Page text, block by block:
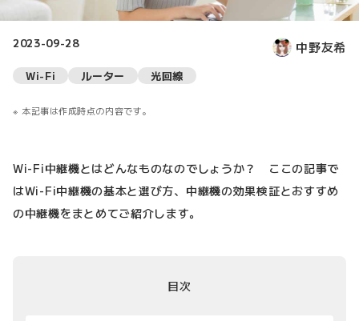
2023-09-28 中野友希
Wi-Fi ルーター 光回線
本記事は作成時点の内容です。
Wi-Fi中継機とはどんなものなのでしょうか？ ここの記事で
はWi-Fi中継機の基本と選び方、中継機の効果検証とおすすめ
の中継機をまとめてご紹介します。
目次